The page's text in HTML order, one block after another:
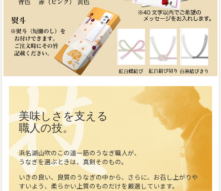
美味しさを支える
職人の技。
浜名湖山吹のこの道一筋のうなぎ職人が、
うなぎを選ぶときは、真剣そのもの。
いきの良い、良質のうなぎの中から、さらに、お召し上がりや
すいよう、柔らかい上質のものだけを厳選しています。